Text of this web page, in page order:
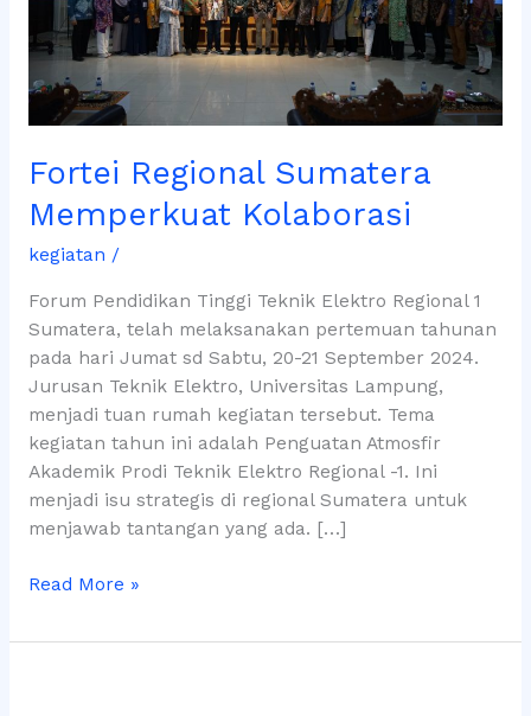
Fortei Regional Sumatera
Memperkuat Kolaborasi
kegiatan /
Forum Pendidikan Tinggi Teknik Elektro Regional 1
Sumatera, telah melaksanakan pertemuan tahunan
pada hari Jumat sd Sabtu, 20-21 September 2024.
Jurusan Teknik Elektro, Universitas Lampung,
menjadi tuan rumah kegiatan tersebut. Tema
kegiatan tahun ini adalah Penguatan Atmosfir
Akademik Prodi Teknik Elektro Regional -1. Ini
menjadi isu strategis di regional Sumatera untuk
menjawab tantangan yang ada. […]
Read More »